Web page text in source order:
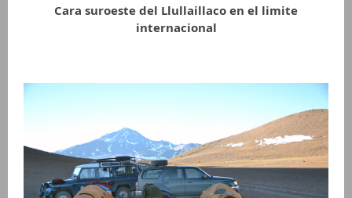
Cara suroeste del Llullaillaco en el limite
internacional